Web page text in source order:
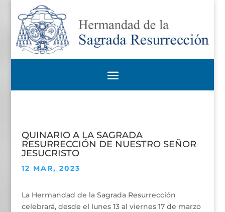
QUINARIO A LA SAGRADA
RESURRECCIÓN DE NUESTRO SEÑOR
JESUCRISTO
12 MAR, 2023
La Hermandad de la Sagrada Resurrección
celebrará, desde el lunes 13 al viernes 17 de marzo